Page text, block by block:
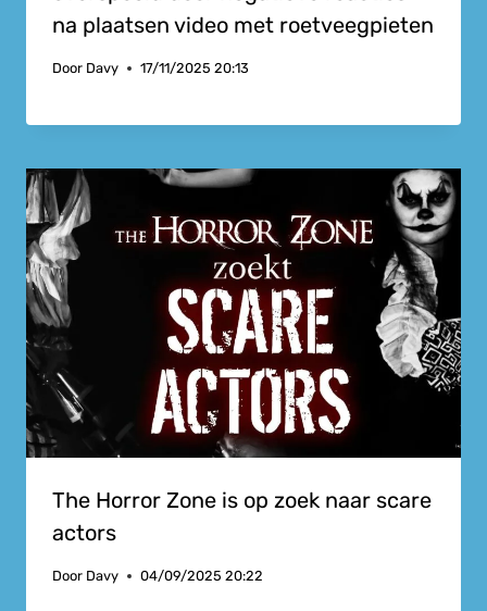
na plaatsen video met roetveegpieten
Door Davy 17/11/2025 20:13
The Horror Zone is op zoek naar scare
actors
Door Davy 04/09/2025 20:22